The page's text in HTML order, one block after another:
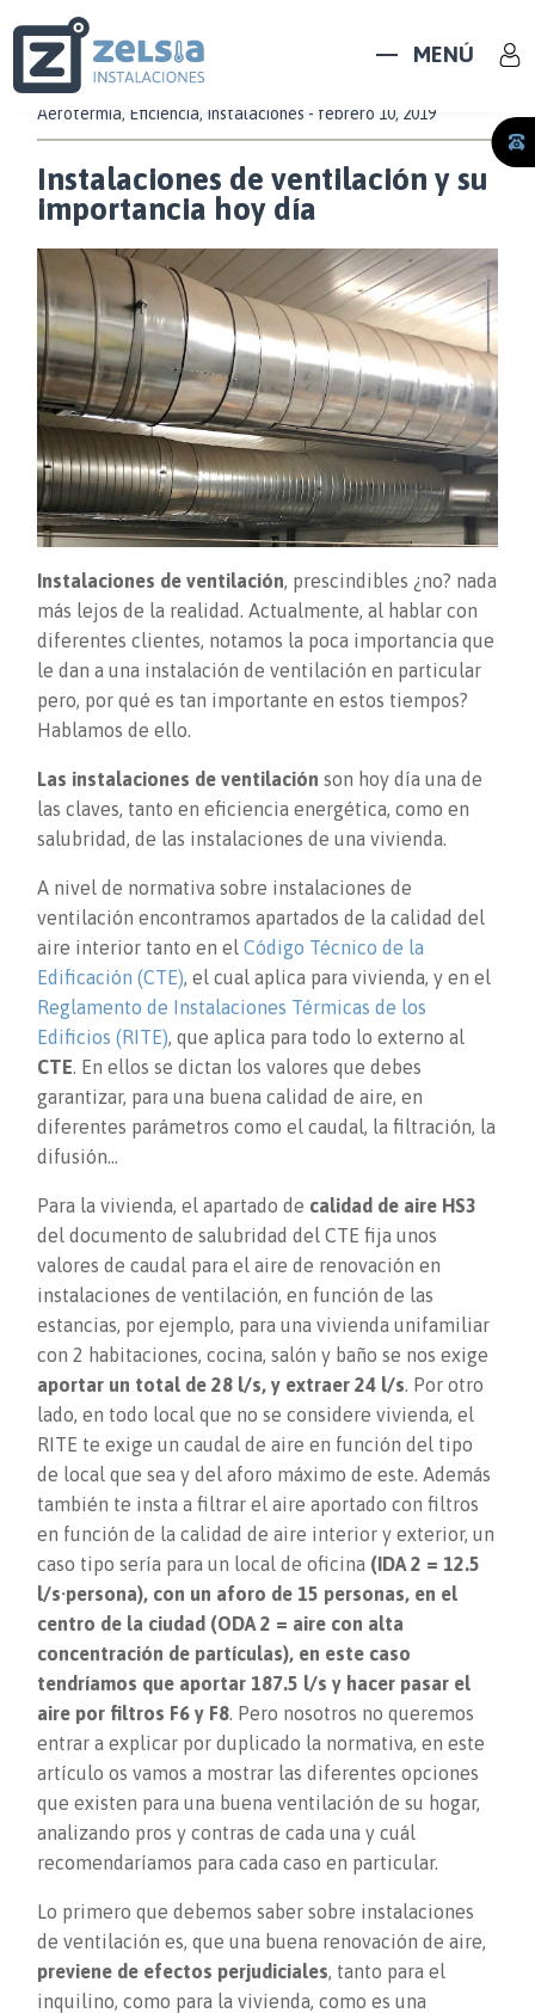
MENÚ
Aerotermia, Eficiencia, Instalaciones - febrero 10, 2019
Instalaciones de ventilación y su
importancia hoy día
Instalaciones de ventilación, prescindibles ¿no? nada
más lejos de la realidad. Actualmente, al hablar con
diferentes clientes, notamos la poca importancia que
le dan a una instalación de ventilación en particular
pero, por qué es tan importante en estos tiempos?
Hablamos de ello.
Las instalaciones de ventilación son hoy día una de
las claves, tanto en eficiencia energética, como en
salubridad, de las instalaciones de una vivienda.
A nivel de normativa sobre instalaciones de
ventilación encontramos apartados de la calidad del
aire interior tanto en elCódigo Técnico de la
Edificación (CTE), el cual aplica para vivienda, y en el
Reglamento de Instalaciones Térmicas de los
Edificios (RITE), que aplica para todo lo externo al
CTE. En ellos se dictan los valores que debes
garantizar, para una buena calidad de aire, en
diferentes parámetros como el caudal, la filtración, la
difusión…
Para la vivienda, el apartado de calidad de aire HS3
del documento de salubridad del CTE fija unos
valores de caudal para el aire de renovación en
instalaciones de ventilación, en función de las
estancias, por ejemplo, para una vivienda unifamiliar
con 2 habitaciones, cocina, salón y baño se nos exige
aportar un total de 28 l/s, y extraer 24 l/s. Por otro
lado, en todo local que no se considere vivienda, el
RITE te exige un caudal de aire en función del tipo
de local que sea y del aforo máximo de este. Además
también te insta a filtrar el aire aportado con filtros
en función de la calidad de aire interior y exterior, un
caso tipo sería para un local de oficina (IDA 2 = 12.5
l/s·persona), con un aforo de 15 personas, en el
centro de la ciudad (ODA 2 = aire con alta
concentración de partículas), en este caso
tendríamos que aportar 187.5 l/s y hacer pasar el
aire por filtros F6 y F8. Pero nosotros no queremos
entrar a explicar por duplicado la normativa, en este
artículo os vamos a mostrar las diferentes opciones
que existen para una buena ventilación de su hogar,
analizando pros y contras de cada una y cuál
recomendaríamos para cada caso en particular.
Lo primero que debemos saber sobre instalaciones
de ventilación es, que una buena renovación de aire,
previene de efectos perjudiciales, tanto para el
inquilino, como para la vivienda, como es una